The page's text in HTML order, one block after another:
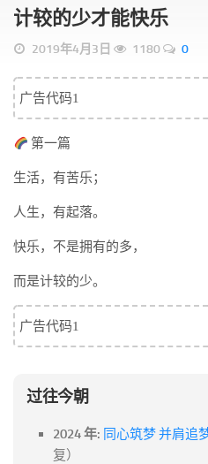
评论
打赏
读者
存档
标签
论坛
论坛搜索
页面
关于
友情链接
计较的少才能快乐
2019年4月3日 1180 0
广告代码1
第一篇
生活，有苦乐；
人生，有起落。
快乐，不是拥有的多，
而是计较的少。
广告代码1
过往今朝
2024 年: 同心筑梦 并肩追
复）